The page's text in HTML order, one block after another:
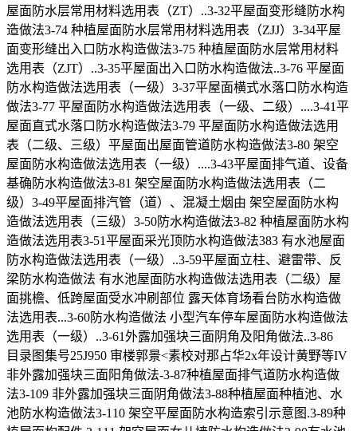
屋面防水层常用材料选用表（ZT）..3-32平屋面变形缝防水构
造做法3-74 种植屋面防水层常用材料选用表（ZJJ）3-34平屋
面变形缝出入口防水构造做法3-75 种植屋面防水层常用材料
选用表（ZJT）..3-35平屋面出入口防水构造做法..3-76 平屋面
防水构造做法选用表（一级）3-37平屋面横式水落口防水构造
做法3-77 平屋面防水构造做法选用表（一级、二级）....3-41平
屋面直式水落口防水构造做法3-79 平屋面防水构造做法选用
表（二级、三级）平屋面出屋面管道防水构造做法3-80 架空
屋面防水构造做法选用表（一级）....3-43平屋面排气道、设备
基确防水构造做法3-81 架空屋面防水构造做法选用表（二
级）3-49平屋面排汽管（道）、混凝土烟由 架空屋面防水构
造做法选用表（三级）3-50防水构造做法3-82 种植屋面防水构
造做法选用表3-51平屋面采光顶防水构造做法383 有水池屋面
防水构造做法选用表（一级）..3-59平屋面立柱、避雷带、反
梁防水构造做法 有水池屋面防水构造做法选用表（二级）屋
面挑檐、低跨屋面受水冲刷部位 露天体育场看台防水构造做
法选用表...3-60防水构造做法 小型汽车停车屋面防水构造做法
选用表（一级）..3-61外露加强块三面阴角及阳角做法..3-86
目录图集号25J950 审楼郭景<素校对那占华2x年设计黄野等IV
非外露加强块三面阳角做法-3-87种植屋面排气道防水构造做
法3-109 非外露加强块三面阴角做法3-88种植屋面种植池、水
池防水构造做法3-110 架空平屋面防水构造索引示意图.3-89种